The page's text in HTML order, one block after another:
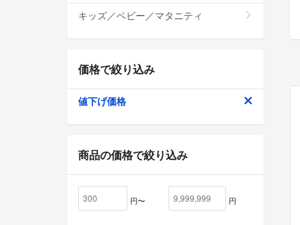
キッズ／ベビー／マタニティ
価格で絞り込み
値下げ価格
商品の価格で絞り込み
円〜 円